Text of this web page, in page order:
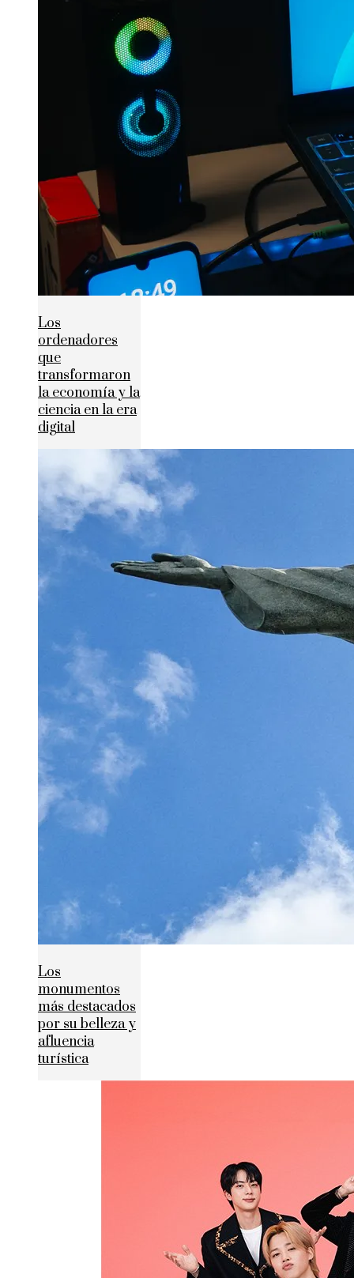
Los
ordenadores
que
transformaron
la economía y la
ciencia en la era
digital
Los
monumentos
más destacados
por su belleza y
afluencia
turística